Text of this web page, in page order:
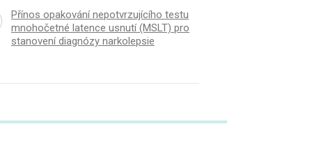
Přínos opakování nepotvrzujícího testu
mnohočetné latence usnutí (MSLT) pro
stanovení dia­gnózy narkolepsie